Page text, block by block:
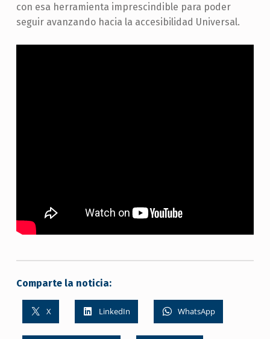
con esa herramienta imprescindible para poder
seguir avanzando hacia la accesibilidad Universal.
Comparte la noticia:
X LinkedIn WhatsApp